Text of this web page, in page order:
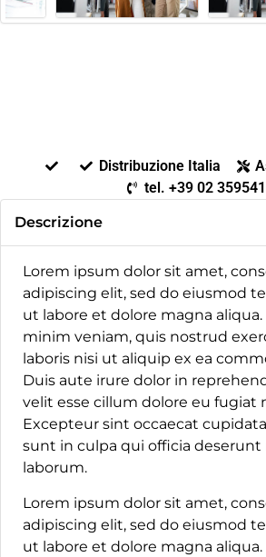
Distribuzione Italia
tel. +39 02
Descrizione
Lorem ipsum dolor sit amet,
adipiscing elit, sed do eiusmod
ut labore et dolore magna
minim veniam, quis nostrud
laboris nisi ut aliquip ex ea
Duis aute irure dolor in
velit esse cillum dolore eu fugiat
Excepteur sint occaecat
sunt in culpa qui officia
laborum.
Lorem ipsum dolor sit amet,
adipiscing elit, sed do eiusmod
ut labore et dolore magna